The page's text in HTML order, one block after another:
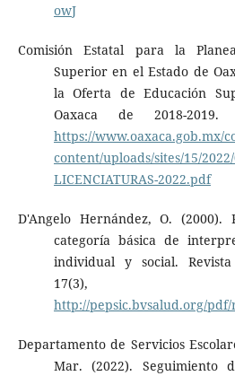
owJ
Comisión Estatal para la
Superior en el Estado de
la Oferta de Educación
Oaxaca de 2018-
https://www.oaxaca.gob.mx/
content/uploads/sites/15/2022/
LICENCIATURAS-2022.pdf
D'Angelo Hernández, O.
categoría básica de
individual y social.
17(3),
http://pepsic.bvsalud.org/
Departamento de Servicios
Mar. (2022). Seguimiento